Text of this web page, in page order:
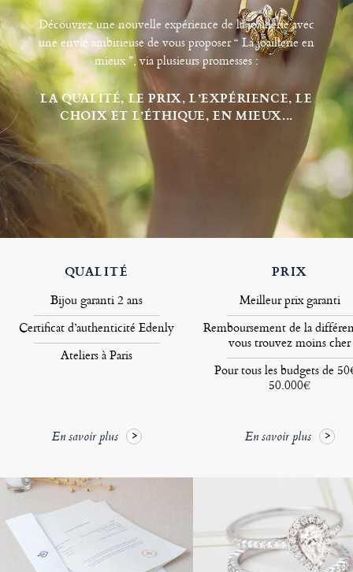
Découvrez une nouvelle expérience de la joaillerie avec
une envie ambitieuse de vous proposer “ La joaillerie en
mieux ”, via plusieurs promesses :
LA QUALITÉ, LE PRIX, L’EXPÉRIENCE, LE
CHOIX ET L’ÉTHIQUE, EN MIEUX...
QUALITÉ
Bijou garanti 2 ans
Certificat d’authenticité Edenly
Ateliers à Paris
En savoir plus
PRIX
Meilleur prix garanti
Remboursement de la
vous trouvez moins cher
Pour tous les budgets de
50.000€
En savoir plus